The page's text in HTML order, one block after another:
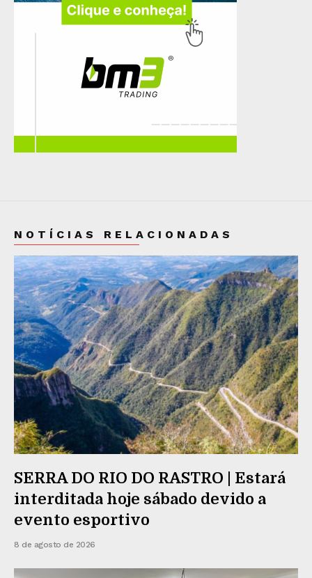
NOTÍCIAS RELACIONADAS
SERRA DO RIO DO RASTRO | Estará
interditada hoje sábado devido a
evento esportivo
8 de agosto de 2026